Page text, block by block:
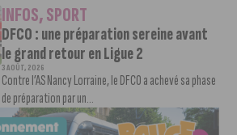
INFOS,SPORT
DFCO : une préparation sereine avant
le grand retour en Ligue 2
3 AOÛT, 2026
Contre l’AS Nancy Lorraine, le DFCO a achevé sa phase
de préparation par un...